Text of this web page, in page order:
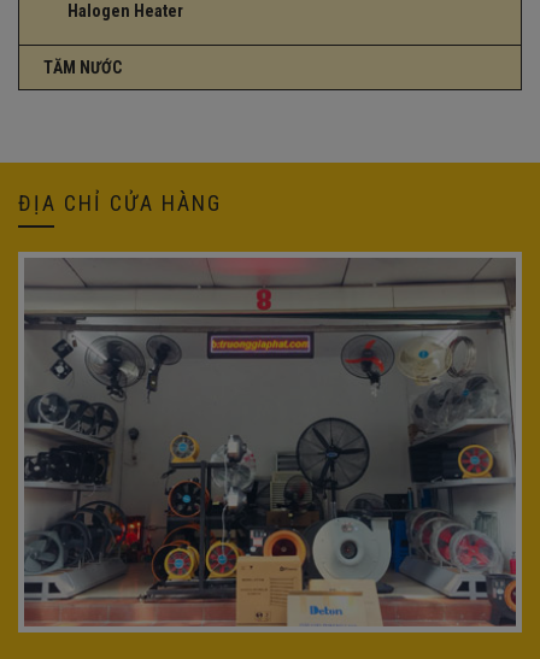
Halogen Heater
TĂM NƯỚC
ĐỊA CHỈ CỬA HÀNG